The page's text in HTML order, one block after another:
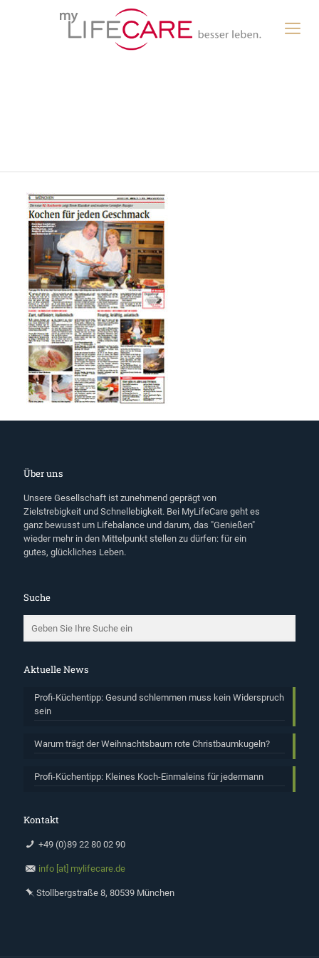
Über uns
Unsere Gesellschaft ist zunehmend geprägt von
Zielstrebigkeit und Schnellebigkeit. Bei MyLifeCare geht es
ganz bewusst um Lifebalance und darum, das "Genießen"
wieder mehr in den Mittelpunkt stellen zu dürfen: für ein
gutes, glückliches Leben.
Suche
Aktuelle News
Profi-Küchentipp: Gesund schlemmen muss kein Widerspruch
sein
Warum trägt der Weihnachtsbaum rote Christbaumkugeln?
Profi-Küchentipp: Kleines Koch-Einmaleins für jedermann
Kontakt
+49 (0)89 22 80 02 90
info [at] mylifecare.de
Stollbergstraße 8, 80539 München